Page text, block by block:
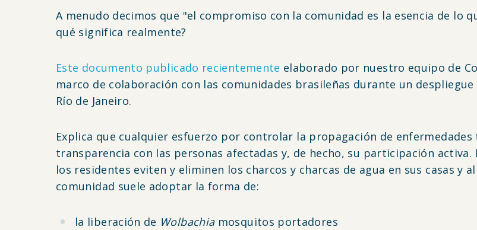
A menudo decimos que "el compromiso con la comunidad es la esencia de lo
qué significa realmente?
Este documento publicado recientemente elaborado por nuestro equipo de
marco de colaboración con las comunidades brasileñas durante un despliegue
Río de Janeiro.
Explica que cualquier esfuerzo por controlar la propagación de
transparencia con las personas afectadas y, de hecho, su participación
los residentes eviten y eliminen los charcos y charcas de agua en sus casas y
comunidad suele adoptar la forma de:
la liberación de Wolbachiamosquitos portadores